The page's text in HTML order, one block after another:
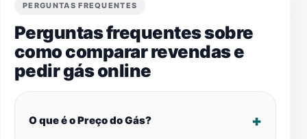
PERGUNTAS FREQUENTES
Perguntas frequentes sobre
como comparar revendas e
pedir gás online
O que é o Preço do Gás?